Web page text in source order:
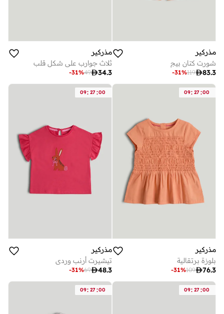
مذركير
شورت كتان بيج
83.3
119
-31%
مذركير
ثلاث جوارب على شكل قلب
34.3
49
-31%
09: 27 :00
مذركير
بلوزة برتقالية
76.3
109
-31%
09: 27 :00
مذركير
تيشيرت أرنب وردي
48.3
69
-31%
09: 27 :00
09: 27 :00